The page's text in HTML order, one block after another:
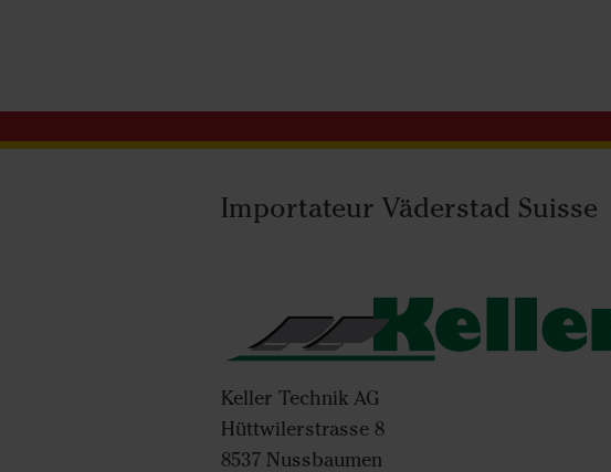
Importateur Väderstad Suisse
Keller Technik AG
Hüttwilerstrasse 8
8537 Nussbaumen